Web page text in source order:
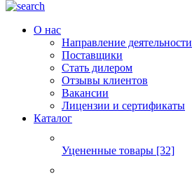
О нас
Направление деятельности
Поставщики
Стать дилером
Отзывы клиентов
Вакансии
Лицензии и сертификаты
Каталог
Уцененные товары [32]